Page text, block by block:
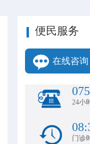
便民服务
在线咨询
24小
门诊